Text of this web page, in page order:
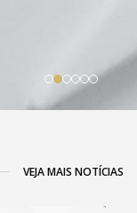
VEJA MAIS NOTÍCIAS